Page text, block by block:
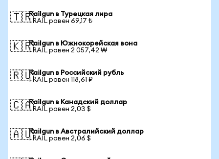
🇹🇷Railgun в Турецкая лира
1 RAIL равен 69,17 ₺
🇰🇷Railgun в Южнокорейская вона
1 RAIL равен 2 057,42 ₩
🇷🇺Railgun в Российский рубль
1 RAIL равен 118,61 ₽
🇨🇦Railgun в Канадский доллар
1 RAIL равен 2,03 $
🇦🇺Railgun в Австралийский доллар
1 RAIL равен 2,06 $